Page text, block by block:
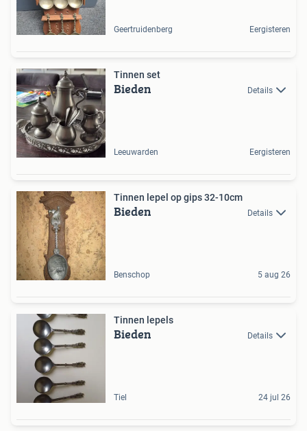
Geertruidenberg Eergisteren
Tinnen set
Bieden Details
Leeuwarden Eergisteren
Tinnen lepel op gips 32-10cm
Bieden Details
Benschop 5 aug 26
Tinnen lepels
Bieden Details
Tiel 24 jul 26